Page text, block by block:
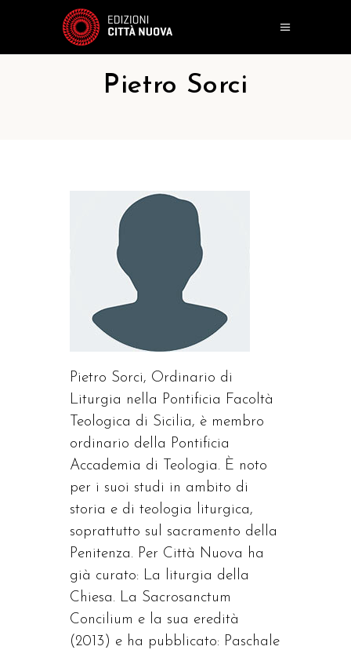
Pietro Sorci
Pietro Sorci, Ordinario di
Liturgia nella Pontificia Facoltà
Teologica di Sicilia, è membro
ordinario della Pontificia
Accademia di Teologia. È noto
per i suoi studi in ambito di
storia e di teologia liturgica,
soprattutto sul sacramento della
Penitenza. Per Città Nuova ha
già curato: La liturgia della
Chiesa. La Sacrosanctum
Concilium e la sua eredità
(2013) e ha pubblicato: Paschale